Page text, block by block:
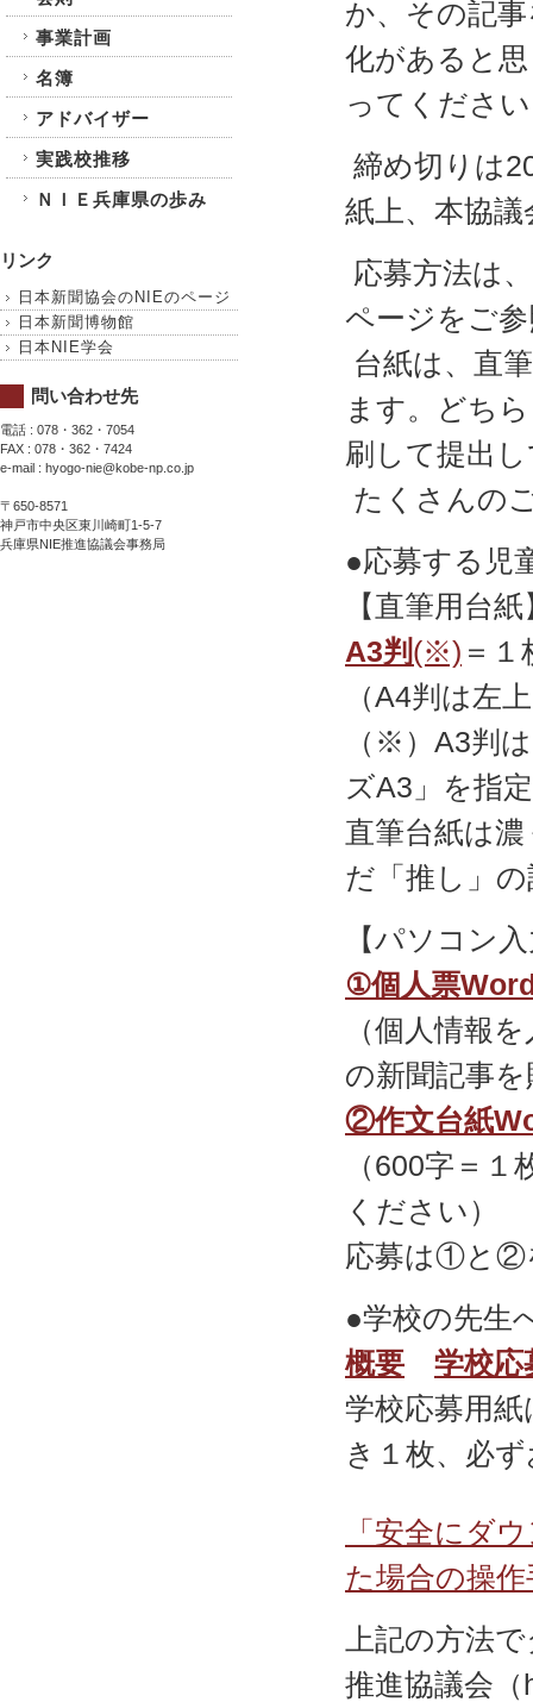
事業計画
名簿
アドバイザー
実践校推移
ＮＩＥ兵庫県の歩み
リンク
日本新聞協会のNIEのページ
日本新聞博物館
日本NIE学会
問い合わせ先
電話 : 078・362・7054
FAX : 078・362・7424
e-mail : hyogo-nie@kobe-np.co.jp
〒650-8571
神戸市中央区東川崎町1-5-7
兵庫県NIE推進協議会事務局
か、その記
化があると
ってくださ
締め切りは
紙上、本協
応募方法は
ページをご
台紙は、直
ます。どち
刷して提出
たくさんの
●応募する児
【直筆用台紙
A3判 (※) ＝
（A4判は左
（※）A3判
ズA3」を指
直筆台紙は
だ「推し」
【パソコン
①個人票
（個人情報
の新聞記事
②作文台紙
（600字＝
ください）
応募は①と②
●学校の先生
概要
学校
学校応募用
き１枚、必
「安全にダ
た場合の操
上記の方法
推進協議会